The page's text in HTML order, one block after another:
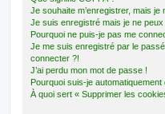
Je souhaite m’enregistrer, mais je
Je suis enregistré mais je ne
Pourquoi ne puis-je pas me
Je me suis enregistré par le
connecter ?!
J’ai perdu mon mot de passe !
Pourquoi suis-je
À quoi sert « Supprimer les